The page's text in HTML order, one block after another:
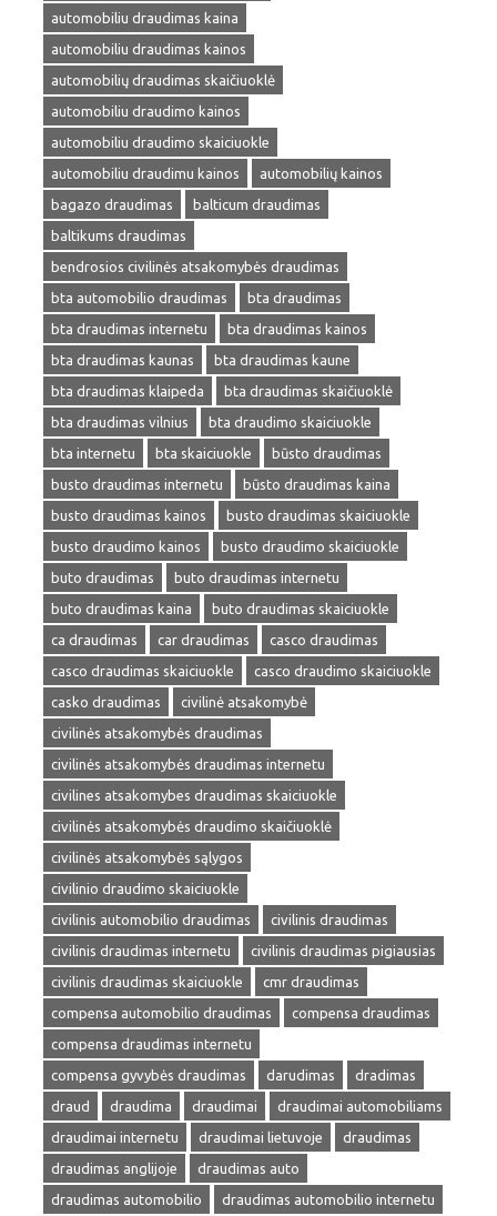
automobiliu draudimas kaina
automobiliu draudimas kainos
automobilių draudimas skaičiuoklė
automobiliu draudimo kainos
automobiliu draudimo skaiciuokle
automobiliu draudimu kainos
automobilių kainos
bagazo draudimas
balticum draudimas
baltikums draudimas
bendrosios civilinės atsakomybės draudimas
bta automobilio draudimas
bta draudimas
bta draudimas internetu
bta draudimas kainos
bta draudimas kaunas
bta draudimas kaune
bta draudimas klaipeda
bta draudimas skaičiuoklė
bta draudimas vilnius
bta draudimo skaiciuokle
bta internetu
bta skaiciuokle
būsto draudimas
busto draudimas internetu
būsto draudimas kaina
busto draudimas kainos
busto draudimas skaiciuokle
busto draudimo kainos
busto draudimo skaiciuokle
buto draudimas
buto draudimas internetu
buto draudimas kaina
buto draudimas skaiciuokle
ca draudimas
car draudimas
casco draudimas
casco draudimas skaiciuokle
casco draudimo skaiciuokle
casko draudimas
civilinė atsakomybė
civilinės atsakomybės draudimas
civilinės atsakomybės draudimas internetu
civilines atsakomybes draudimas skaiciuokle
civilinės atsakomybės draudimo skaičiuoklė
civilinės atsakomybės sąlygos
civilinio draudimo skaiciuokle
civilinis automobilio draudimas
civilinis draudimas
civilinis draudimas internetu
civilinis draudimas pigiausias
civilinis draudimas skaiciuokle
cmr draudimas
compensa automobilio draudimas
compensa draudimas
compensa draudimas internetu
compensa gyvybės draudimas
darudimas
dradimas
draud
draudima draudimai
draudimai automobiliams
draudimai internetu
draudimai lietuvoje
draudimas
draudimas anglijoje
draudimas auto
draudimas automobilio
draudimas automobilio internetu